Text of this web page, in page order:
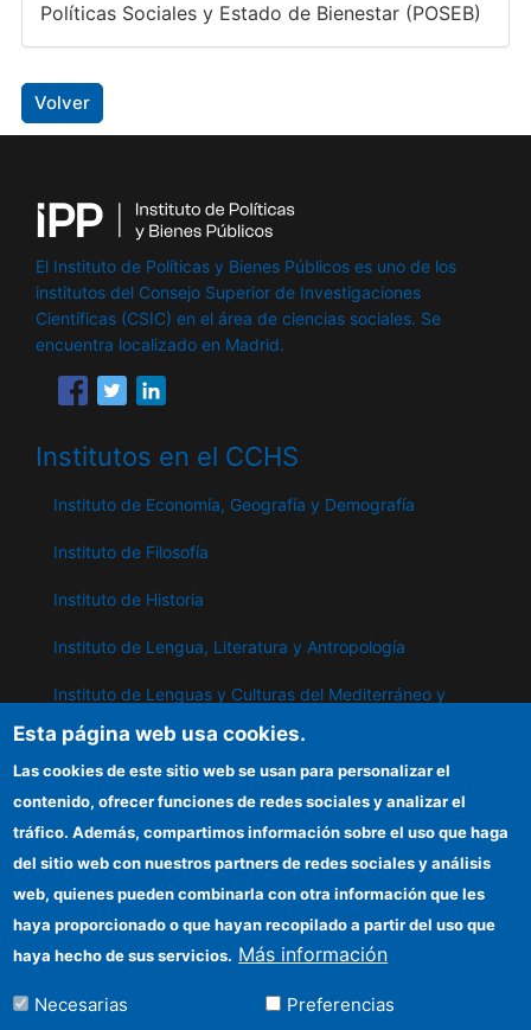
Políticas Sociales y Estado de Bienestar (POSEB)
Volver
El Instituto de Políticas y Bienes Públicos es uno de los
institutos del Consejo Superior de Investigaciones
Científicas (CSIC) en el área de ciencias sociales. Se
encuentra localizado en Madrid.
Institutos en el CCHS
Instituto de Economía, Geografía y Demografía
Instituto de Filosofía
Instituto de Historia
Instituto de Lengua, Literatura y Antropología
Instituto de Lenguas y Culturas del Mediterráneo y
Instituto de Políticas y Bienes Públicos
IPP
Sede electrónica CSIC
Información para proveedores
Organismos financiadores
Esta página web usa cookies.
Las cookies de este sitio web se usan para personalizar el
contenido, ofrecer funciones de redes sociales y analizar el
tráfico. Además, compartimos información sobre el uso que haga
del sitio web con nuestros partners de redes sociales y análisis
web, quienes pueden combinarla con otra información que les
haya proporcionado o que hayan recopilado a partir del uso que
haya hecho de sus servicios. Más información
Necesarias Preferencias